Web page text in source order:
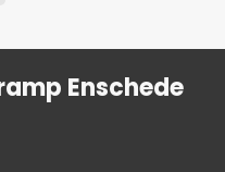
Enschede